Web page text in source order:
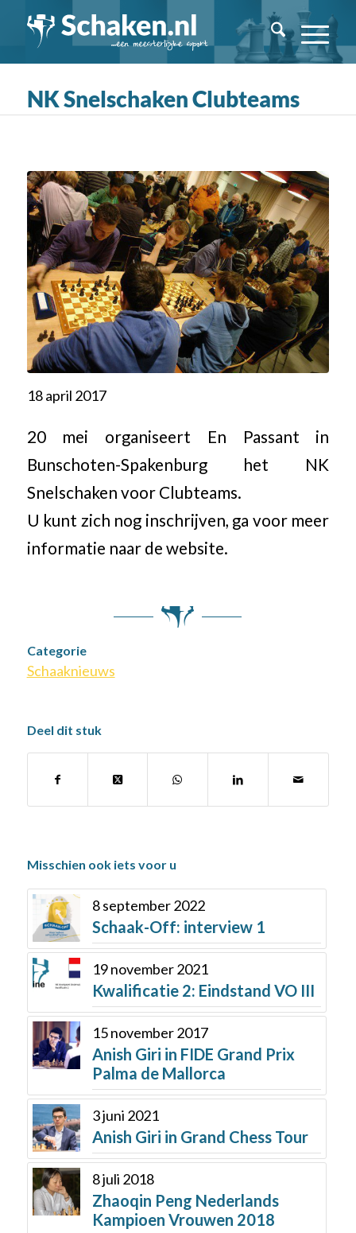
NK Snelschaken Clubteams
18 april 2017
20 mei organiseert En Passant in
Bunschoten-Spakenburg het NK
Snelschaken voor Clubteams.
U kunt zich nog inschrijven, ga voor meer
informatie naar de website.
Categorie
Schaaknieuws
Deel dit stuk
Misschien ook iets voor u
8 september 2022
Schaak-Off: interview 1
19 november 2021
Kwalificatie 2: Eindstand VO III
15 november 2017
Anish Giri in FIDE Grand Prix
Palma de Mallorca
3 juni 2021
Anish Giri in Grand Chess Tour
8 juli 2018
Zhaoqin Peng Nederlands
Kampioen Vrouwen 2018